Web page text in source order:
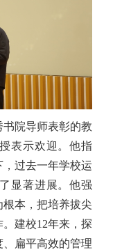
院导师表彰的教
表示欢迎。他指
过去一年学校运
显著进展。他强
本，把培养拔尖
建校12年来，探
扁平高效的管理